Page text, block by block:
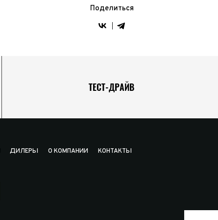
Поделиться
ТЕСТ-ДРАЙВ
ДИЛЕРЫ О КОМПАНИИ КОНТАКТЫ